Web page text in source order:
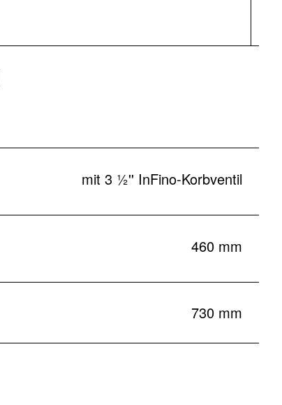
mit 3 ½'' InFino-Korbventil
460 mm
730 mm